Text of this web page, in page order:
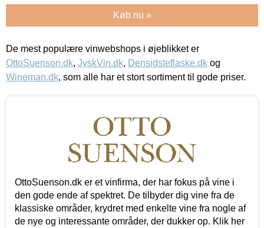
Køb nu »
De mest populære vinwebshops i øjeblikket er
OttoSuenson.dk, JyskVin.dk, Densidsteflaske.dk og
Wineman.dk, som alle har et stort sortiment til gode priser.
OttoSuenson.dk er et vinfirma, der har fokus på vine i
den gode ende af spektret. De tilbyder dig vine fra de
klassiske områder, krydret med enkelte vine fra nogle af
de nye og interessante områder, der dukker op. Klik her